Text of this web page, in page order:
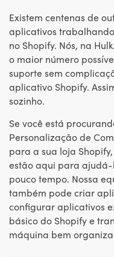
Existem centenas de
aplicativos
no Shopify. Nós, na
o maior número
suporte sem
aplicativo Shopify.
sozinho.
Se você está
Personalização de
para a sua loja
estão aqui para ajudá-
pouco tempo. Nossa
também pode criar
configurar aplicativos
básico do Shopify e
máquina bem